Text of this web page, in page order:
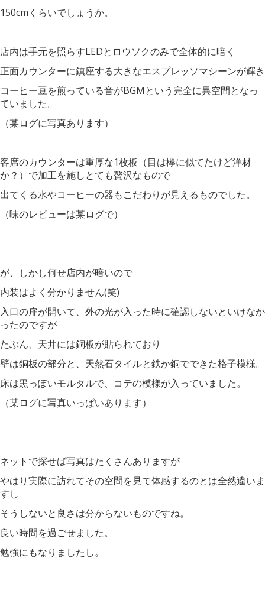
150cmくらいでしょうか。
店内は手元を照らすLEDとロウソクのみで全体的に暗く
正面カウンターに鎮座する大きなエスプレッソマシーンが輝き
コーヒー豆を煎っている音がBGMという完全に異空間となっ
ていました。
（某ログに写真あります）
客席のカウンターは重厚な1枚板（目は欅に似てたけど洋材
か？）で加工を施しとても贅沢なもので
出てくる水やコーヒーの器もこだわりが見えるものでした。
（味のレビューは某ログで）
が、しかし何せ店内が暗いので
内装はよく分かりません(笑)
入口の扉が開いて、外の光が入った時に確認しないといけなか
ったのですが
たぶん、天井には銅板が貼られており
壁は銅板の部分と、天然石タイルと鉄か銅でできた格子模様。
床は黒っぽいモルタルで、コテの模様が入っていました。
（某ログに写真いっぱいあります）
ネットで探せば写真はたくさんありますが
やはり実際に訪れてその空間を見て体感するのとは全然違いま
すし
そうしないと良さは分からないものですね。
良い時間を過ごせました。
勉強にもなりましたし。